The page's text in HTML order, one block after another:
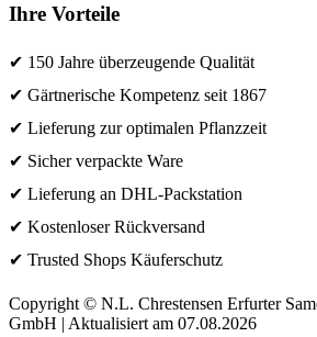
Ihre Vorteile
✔ 150 Jahre überzeugende Qualität
✔ Gärtnerische Kompetenz seit 1867
✔ Lieferung zur optimalen Pflanzzeit
✔ Sicher verpackte Ware
✔ Lieferung an DHL-Packstation
✔ Kostenloser Rückversand
✔ Trusted Shops Käuferschutz
Copyright © N.L. Chrestensen Erfurter
GmbH | Aktualisiert am 07.08.2026